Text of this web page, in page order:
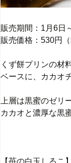
販売期間：1月6日
販売価格：530円（
くず餅プリンの材
ベースに、カカオ
上層は黒蜜のゼリ
カカオと濃厚な黒